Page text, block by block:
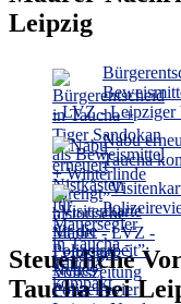
Leipzig
- LVZ - Leipziger
Nabu
Taucha
Steuerliche
Taucha bei